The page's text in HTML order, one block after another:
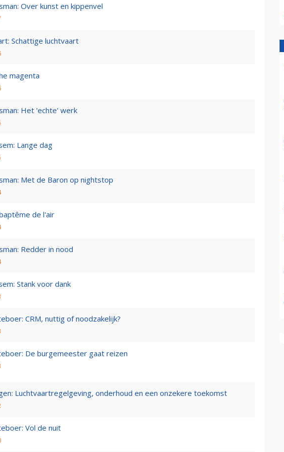
Over kunst en kippenvel
Schattige luchtvaart
magenta
Het 'echte' werk
Lange dag
Met de Baron op nightstop
de l'air
Redder in nood
Stank voor dank
CRM, nuttig of noodzakelijk?
De burgemeester gaat reizen
Luchtvaartregelgeving, onderhoud en een onzekere toekomst
Vol de nuit